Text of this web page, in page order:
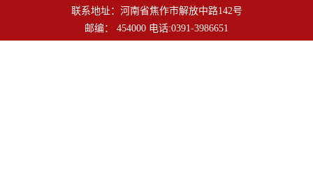
联系地址：河南省焦作市解放中路142号
邮编： 454000 电话:0391-3986651